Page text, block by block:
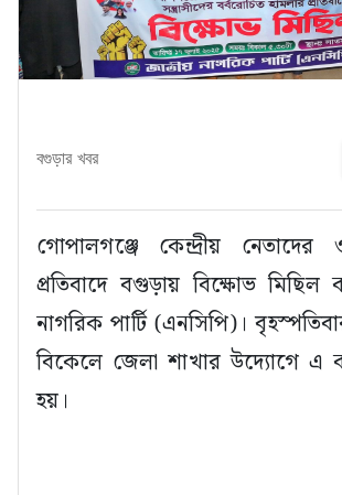
বগুড়ার খবর
গোপালগঞ্জে কেন্দ্রীয়
প্রতিবাদে বগুড়ায় বিক্ষোভ মিছিল
নাগরিক পার্টি (এনসিপি)।
বিকেলে জেলা শাখার উদ্যোগে এ
হয়।